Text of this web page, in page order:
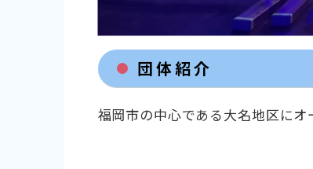
団体紹介
福岡市の中心である大名地区にオ